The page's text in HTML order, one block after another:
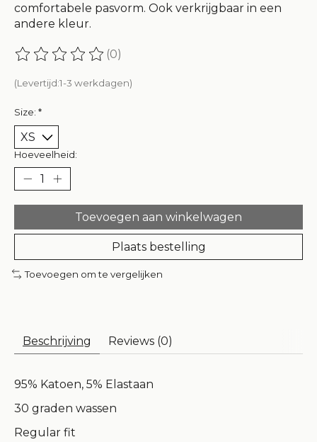
comfortabele pasvorm. Ook verkrijgbaar in een
andere kleur.
De beoordeling van dit product is
(0)
(Levertijd:1-3 werkdagen)
Size: *
Hoeveelheid:
Toevoegen aan winkelwagen
Plaats bestelling
Toevoegen om te vergelijken
Beschrijving Reviews (0)
95% Katoen, 5% Elastaan
30 graden wassen
Regular fit